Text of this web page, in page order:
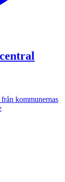
kommunernas